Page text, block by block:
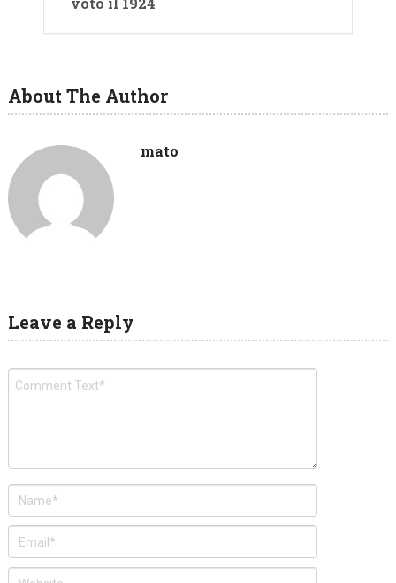
About The Author
mato
Leave a Reply